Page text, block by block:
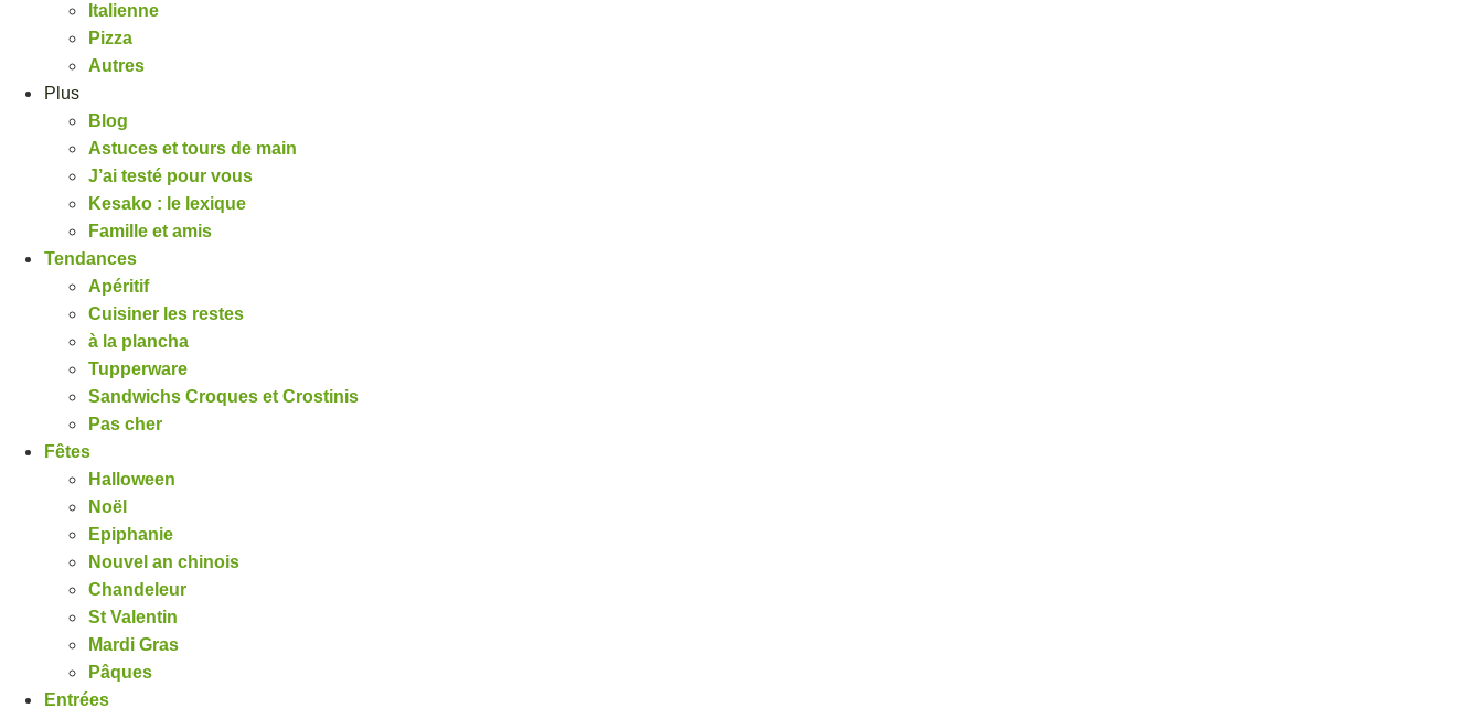
Italienne
Pizza
Autres
Plus
Blog
Astuces et tours de main
J’ai testé pour vous
Kesako : le lexique
Famille et amis
Tendances
Apéritif
Cuisiner les restes
à la plancha
Tupperware
Sandwichs Croques et Crostinis
Pas cher
Fêtes
Halloween
Noël
Epiphanie
Nouvel an chinois
Chandeleur
St Valentin
Mardi Gras
Pâques
Entrées